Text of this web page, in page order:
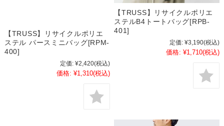
【TRUSS】リサイクルポリエ
ステル パースミニバッグ[RPM-
400]
定価: ¥2,420(税込)
価格: ¥1,310(税込)
【TRUSS】リサイクルポリエ
ステルB4トートバッグ[RPB-
401]
定価: ¥3,190(税込)
価格: ¥1,710(税込)